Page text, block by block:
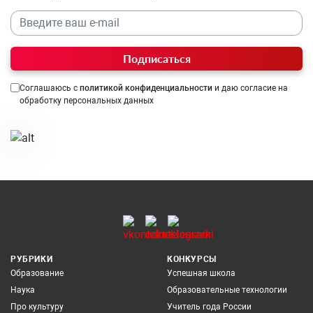
Подписаться
Соглашаюсь с политикой конфиденциальности и даю согласие на
обработку персональных данных
РУБРИКИ
Образование
Наука
Про культуру
КОНКУРСЫ
Успешная школа
Образовательные технологии
Учитель года России